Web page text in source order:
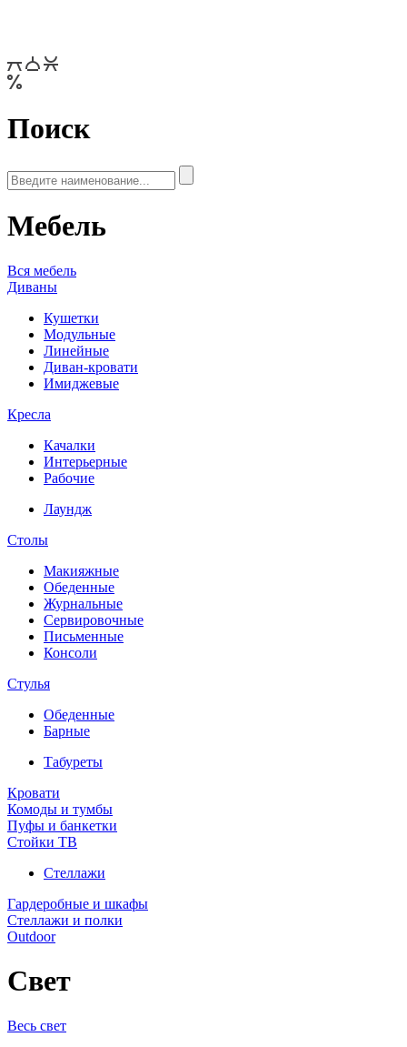
Поиск
Мебель
Вся мебель
Диваны
Кушетки
Модульные
Линейные
Диван-кровати
Имиджевые
Кресла
Качалки
Интерьерные
Рабочие
Лаундж
Столы
Макияжные
Обеденные
Журнальные
Сервировочные
Письменные
Консоли
Стулья
Обеденные
Барные
Табуреты
Кровати
Комоды и тумбы
Пуфы и банкетки
Стойки ТВ
Стеллажи
Гардеробные и шкафы
Стеллажи и полки
Outdoor
Свет
Весь свет